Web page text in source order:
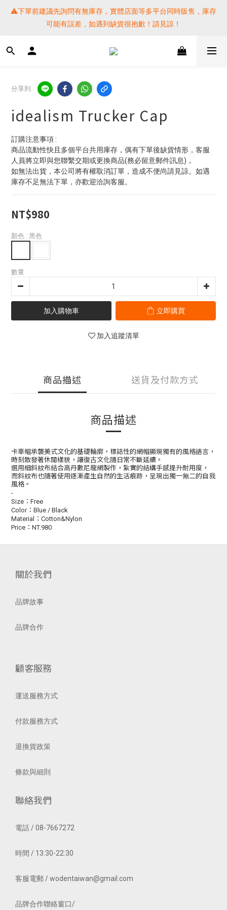
⚠️下單前建議先詢問有無庫存，實體店面等多平台同時販售，庫存
可能有誤差，如遇到缺貨很抱歉！請見諒！
⚠️下單前建議先詢問有無庫存，實體店面等多平台同時販售，庫存
可能有誤差，如遇到缺貨很抱歉！請見諒！
SF EXPRESS WORLD SHIPPING
提醒各位⚠️下單後寄出，請務必在時間內完成取貨才是乖寶寶呦~
如未取貨必須支付運費! 謝謝
⚠️下單前建議先詢問有無庫存，實體店面等多平台同時販售，庫存
分享到
idealism Trucker Cap
訂購注意事項 :
商品流動性快且多個平台共用庫存，偶有下單後缺貨情形，客服
人員將立即與您聯繫交期或更換商品(務必留意郵件訊息)，
如無法出貨，本公司將有權取消訂單，造成不便尚請見諒。如遇
庫存不足無法下單，亦歡迎洽詢客服。
NT$980
顏色 : 黑色
數量
加入購物車 立即購買
加入追蹤清單
商品描述 送貨及付款方式
商品描述
卡車帽承襲美式文化的基礎輪廓，標誌性的網帽顯現獨有的風格語言，
時刻散發著休閒樣貌，讓復古文化隨日常不斷延續。
選用細斜紋布結合高丹數尼龍網製作，紮實的結構手感提升耐用度，
而斜紋布也隨著使用逐漸產生自然的生活痕跡，呈現出獨一無二的自我
風格。
-
Size ： Free
Color： Blue / Black
Material
： Cotton&Nylon
Price ： NT.980
關於我們
品牌故事
品牌合作
顧客服務
運送服務方式
付款服務方式
退換貨政策
條款與細則
聯絡我們
電話 / 08-7667272
時間 / 13:30-22:30
客服電郵 / wodentaiwan@gmail.com
品牌合作聯絡窗口/